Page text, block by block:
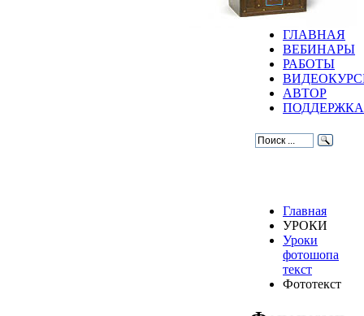
ГЛАВНАЯ
ВЕБИНАРЫ
РАБОТЫ
АВТОР
ПОДДЕРЖКА
Главная
УРОКИ
Уроки
фотошопа
текст
Фототекст